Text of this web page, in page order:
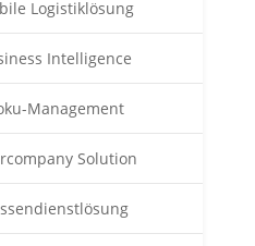
Logistiklösung
Intelligence
Management
Solution